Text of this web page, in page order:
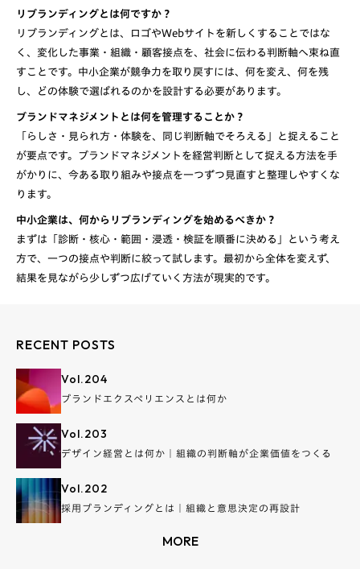
リブランディングとは何ですか？
リブランディングとは、ロゴやWebサイトを新しくすることではな
く、変化した事業・組織・顧客接点を、社会に伝わる判断軸へ束ね直
すことです。中小企業が競争力を取り戻すには、何を変え、何を残
し、どの体験で選ばれるのかを設計する必要があります。
ブランドマネジメントとは何を管理することか？
「らしさ・見られ方・体験を、同じ判断軸でそろえる」と捉えること
が要点です。ブランドマネジメントを経営判断として捉える方法を手
がかりに、今ある取り組みや接点を一つずつ見直すと整理しやすくな
ります。
中小企業は、何からリブランディングを始めるべきか？
まずは「診断・核心・範囲・浸透・検証を順番に決める」という考え
方で、一つの接点や判断に絞って試します。最初から全体を変えず、
結果を見ながら少しずつ広げていく方法が現実的です。
RECENT POSTS
Vol.204
ブランドエクスペリエンスとは何か
Vol.203
デザイン経営とは何か｜組織の判断軸が企業価値をつくる
Vol.202
採用ブランディングとは｜組織と意思決定の再設計
MORE